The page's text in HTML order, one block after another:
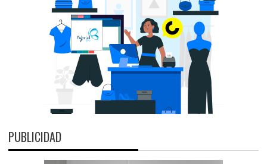
PUBLICIDAD